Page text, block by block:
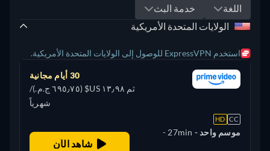
اللغة
خدمة البث
الولايات المتحدة الأمريكية
استخدم ExpressVPN للوصول إلى الولايات المتحدة الأمريكية.
CC
HD
موسم واحد - 27min
-
30 أيام مجانية
ثم ١٣٫٩٨ US$ (٦٩٥٫٧٥ ج.م.‏)/
شهرياً
شاهد الآن